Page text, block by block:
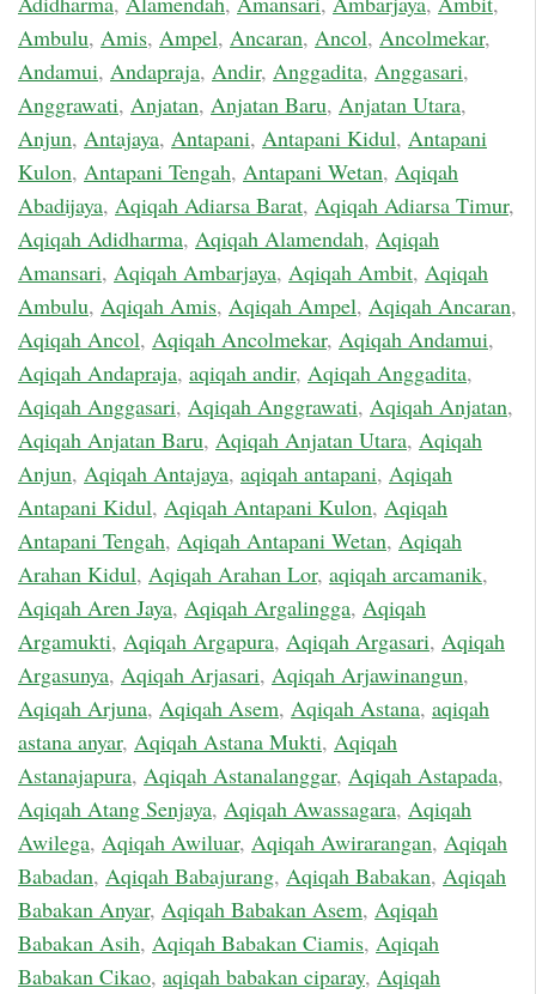
Ambulu, Amis, Ampel, Ancaran, Ancol, Ancolmekar,
Andamui, Andapraja, Andir, Anggadita, Anggasari,
Anggrawati, Anjatan, Anjatan Baru, Anjatan Utara,
Anjun, Antajaya, Antapani, Antapani Kidul, Antapani
Kulon, Antapani Tengah, Antapani Wetan, Aqiqah
Abadijaya, Aqiqah Adiarsa Barat, Aqiqah Adiarsa Timur,
Aqiqah Adidharma, Aqiqah Alamendah, Aqiqah
Amansari, Aqiqah Ambarjaya, Aqiqah Ambit, Aqiqah
Ambulu, Aqiqah Amis, Aqiqah Ampel, Aqiqah Ancaran,
Aqiqah Ancol, Aqiqah Ancolmekar, Aqiqah Andamui,
Aqiqah Andapraja, aqiqah andir, Aqiqah Anggadita,
Aqiqah Anggasari, Aqiqah Anggrawati, Aqiqah Anjatan,
Aqiqah Anjatan Baru, Aqiqah Anjatan Utara, Aqiqah
Anjun, Aqiqah Antajaya, aqiqah antapani, Aqiqah
Antapani Kidul, Aqiqah Antapani Kulon, Aqiqah
Antapani Tengah, Aqiqah Antapani Wetan, Aqiqah
Arahan Kidul, Aqiqah Arahan Lor, aqiqah arcamanik,
Aqiqah Aren Jaya, Aqiqah Argalingga, Aqiqah
Argamukti, Aqiqah Argapura, Aqiqah Argasari, Aqiqah
Argasunya, Aqiqah Arjasari, Aqiqah Arjawinangun,
Aqiqah Arjuna, Aqiqah Asem, Aqiqah Astana, aqiqah
astana anyar, Aqiqah Astana Mukti, Aqiqah
Astanajapura, Aqiqah Astanalanggar, Aqiqah Astapada,
Aqiqah Atang Senjaya, Aqiqah Awassagara, Aqiqah
Awilega, Aqiqah Awiluar, Aqiqah Awirarangan, Aqiqah
Babadan, Aqiqah Babajurang, Aqiqah Babakan, Aqiqah
Babakan Anyar, Aqiqah Babakan Asem, Aqiqah
Babakan Asih, Aqiqah Babakan Ciamis, Aqiqah
Babakan Cikao, aqiqah babakan ciparay, Aqiqah